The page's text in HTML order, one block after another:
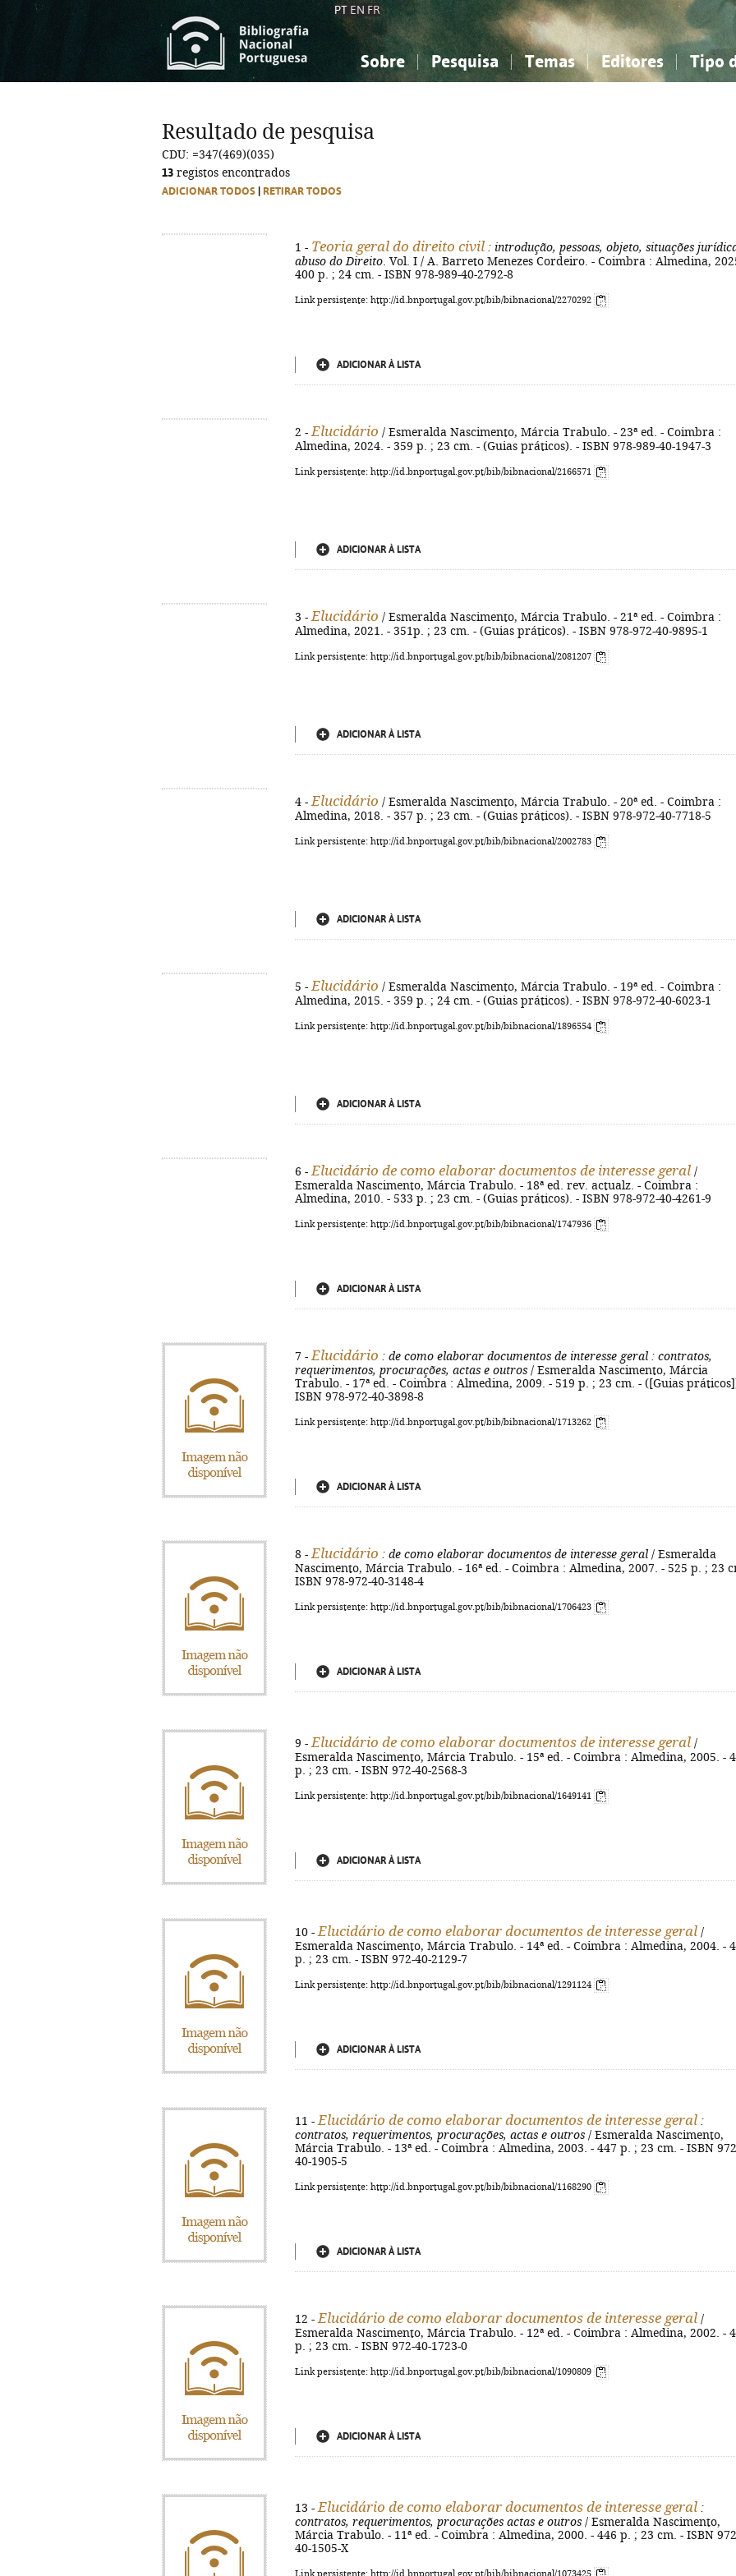
PT EN FR
Sobre Pesquisa Temas
Ciências sociais...
Editores Tipo
Ciências sociais...
Resultado de pesquisa
CDU: =347(469)(035)
13 registos encontrados
ADICIONAR TODOS RETIRAR TODOS
1 - Teoria geral do direito civil : introdução, pessoas, objeto, situações
abuso do Direito . Vol. I / A. Barreto Menezes Cordeiro. - Coimbra : Almedina,
400 p. ; 24 cm. - ISBN 978-989-40-2792-8
Link persistente: http://id.bnportugal.gov.pt/bib/bibnacional/2270292
ADICIONAR À LISTA
2 - Elucidário / Esmeralda Nascimento, Márcia Trabulo. - 23ª ed. - Coimbra :
Almedina, 2024. - 359 p. ; 23 cm. - (Guias práticos). - ISBN 978-989-40-1947-3
Link persistente: http://id.bnportugal.gov.pt/bib/bibnacional/2166571
ADICIONAR À LISTA
3 - Elucidário / Esmeralda Nascimento, Márcia Trabulo. - 21ª ed. - Coimbra :
Almedina, 2021. - 351p. ; 23 cm. - (Guias práticos). - ISBN 978-972-40-9895-1
Link persistente: http://id.bnportugal.gov.pt/bib/bibnacional/2081207
ADICIONAR À LISTA
4 - Elucidário / Esmeralda Nascimento, Márcia Trabulo. - 20ª ed. - Coimbra :
Almedina, 2018. - 357 p. ; 23 cm. - (Guias práticos). - ISBN 978-972-40-7718-5
Link persistente: http://id.bnportugal.gov.pt/bib/bibnacional/2002783
ADICIONAR À LISTA
5 - Elucidário / Esmeralda Nascimento, Márcia Trabulo. - 19ª ed. - Coimbra :
Almedina, 2015. - 359 p. ; 24 cm. - (Guias práticos). - ISBN 978-972-40-6023-1
Link persistente: http://id.bnportugal.gov.pt/bib/bibnacional/1896554
ADICIONAR À LISTA
6 - Elucidário de como elaborar documentos de interesse geral /
Esmeralda Nascimento, Márcia Trabulo. - 18ª ed. rev. actualz. - Coimbra :
Almedina, 2010. - 533 p. ; 23 cm. - (Guias práticos). - ISBN 978-972-40-4261-9
Link persistente: http://id.bnportugal.gov.pt/bib/bibnacional/1747936
ADICIONAR À LISTA
7 - Elucidário : de como elaborar documentos de interesse geral : contratos,
requerimentos, procurações, actas e outros / Esmeralda Nascimento, Márcia
Trabulo. - 17ª ed. - Coimbra : Almedina, 2009. - 519 p. ; 23 cm. - ([Guias
ISBN 978-972-40-3898-8
Link persistente: http://id.bnportugal.gov.pt/bib/bibnacional/1713262
ADICIONAR À LISTA
8 - Elucidário : de como elaborar documentos de interesse geral / Esmeralda
Nascimento, Márcia Trabulo. - 16ª ed. - Coimbra : Almedina, 2007. - 525 p. ; 23
ISBN 978-972-40-3148-4
Link persistente: http://id.bnportugal.gov.pt/bib/bibnacional/1706423
ADICIONAR À LISTA
9 - Elucidário de como elaborar documentos de interesse geral /
Esmeralda Nascimento, Márcia Trabulo. - 15ª ed. - Coimbra : Almedina, 2005. -
p. ; 23 cm. - ISBN 972-40-2568-3
Link persistente: http://id.bnportugal.gov.pt/bib/bibnacional/1649141
ADICIONAR À LISTA
10 - Elucidário de como elaborar documentos de interesse geral /
Esmeralda Nascimento, Márcia Trabulo. - 14ª ed. - Coimbra : Almedina, 2004. -
p. ; 23 cm. - ISBN 972-40-2129-7
Link persistente: http://id.bnportugal.gov.pt/bib/bibnacional/1291124
ADICIONAR À LISTA
11 - Elucidário de como elaborar documentos de interesse geral :
contratos, requerimentos, procurações, actas e outros / Esmeralda Nascimento,
Márcia Trabulo. - 13ª ed. - Coimbra : Almedina, 2003. - 447 p. ; 23 cm. - ISBN
40-1905-5
Link persistente: http://id.bnportugal.gov.pt/bib/bibnacional/1168290
ADICIONAR À LISTA
12 - Elucidário de como elaborar documentos de interesse geral /
Esmeralda Nascimento, Márcia Trabulo. - 12ª ed. - Coimbra : Almedina, 2002. -
p. ; 23 cm. - ISBN 972-40-1723-0
Link persistente: http://id.bnportugal.gov.pt/bib/bibnacional/1090809
ADICIONAR À LISTA
13 - Elucidário de como elaborar documentos de interesse geral :
contratos, requerimentos, procurações actas e outros / Esmeralda Nascimento,
Márcia Trabulo. - 11ª ed. - Coimbra : Almedina, 2000. - 446 p. ; 23 cm. - ISBN
40-1505-X